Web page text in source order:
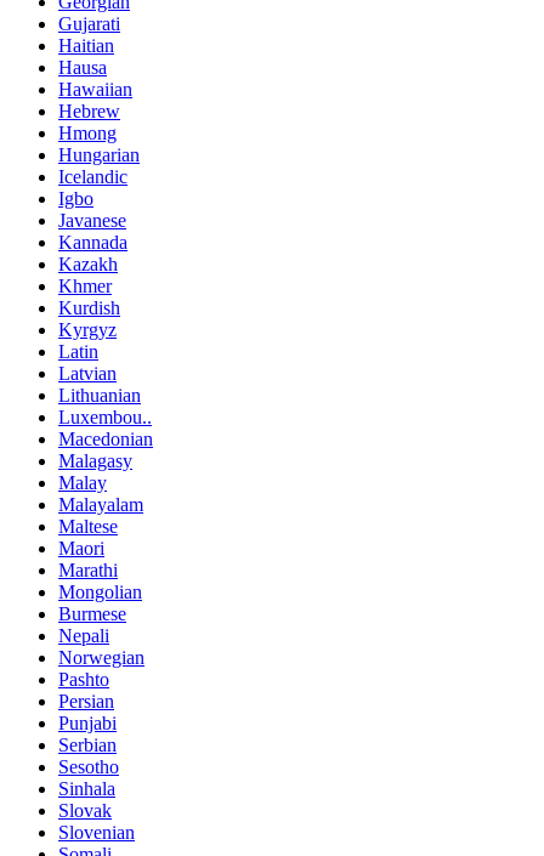
Gujarati
Haitian
Hausa
Hawaiian
Hebrew
Hmong
Hungarian
Icelandic
Igbo
Javanese
Kannada
Kazakh
Khmer
Kurdish
Kyrgyz
Latin
Latvian
Lithuanian
Luxembou..
Macedonian
Malagasy
Malay
Malayalam
Maltese
Maori
Marathi
Mongolian
Burmese
Nepali
Norwegian
Pashto
Persian
Punjabi
Serbian
Sesotho
Sinhala
Slovak
Slovenian